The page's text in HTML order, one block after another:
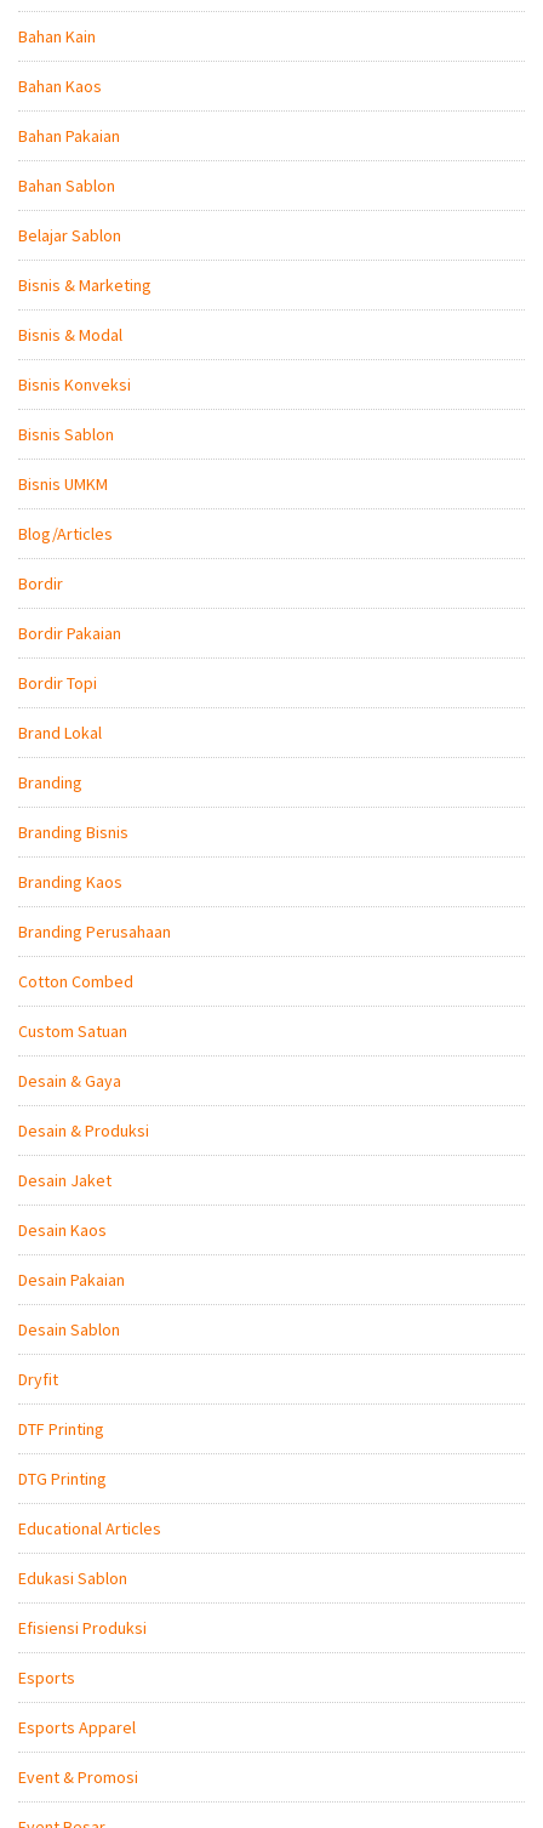
Bahan Kain
Bahan Kaos
Bahan Pakaian
Bahan Sablon
Belajar Sablon
Bisnis & Marketing
Bisnis & Modal
Bisnis Konveksi
Bisnis Sablon
Bisnis UMKM
Blog/Articles
Bordir
Bordir Pakaian
Bordir Topi
Brand Lokal
Branding
Branding Bisnis
Branding Kaos
Branding Perusahaan
Cotton Combed
Custom Satuan
Desain & Gaya
Desain & Produksi
Desain Jaket
Desain Kaos
Desain Pakaian
Desain Sablon
Dryfit
DTF Printing
DTG Printing
Educational Articles
Edukasi Sablon
Efisiensi Produksi
Esports
Esports Apparel
Event & Promosi